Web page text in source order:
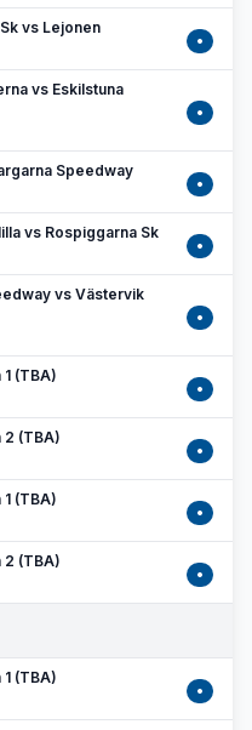
vs Lejonen
•
vs Eskilstuna
•
Speedway
•
vs Rospiggarna Sk
•
vs Västervik
•
(TBA)
•
2 (TBA)
•
(TBA)
•
2 (TBA)
•
(TBA)
•